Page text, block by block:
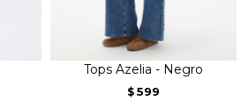
Tops Azelia - Negro
$ 599